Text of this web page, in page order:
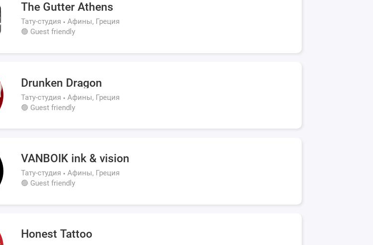
The Gutter Athens
Тату-студия
Афины, Греция
🟢 Guest friendly
Drunken Dragon
Тату-студия
Афины, Греция
🟢 Guest friendly
VANBOIK ink & vision
Тату-студия
Афины, Греция
🟢 Guest friendly
Honest Tattoo